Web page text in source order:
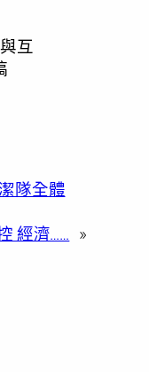
互
隊全體
經濟…… »